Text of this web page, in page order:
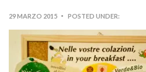
29 MARZO 2015 POSTED UNDER: